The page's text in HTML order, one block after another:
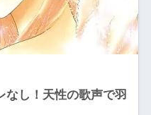
なし！天性の歌声で羽